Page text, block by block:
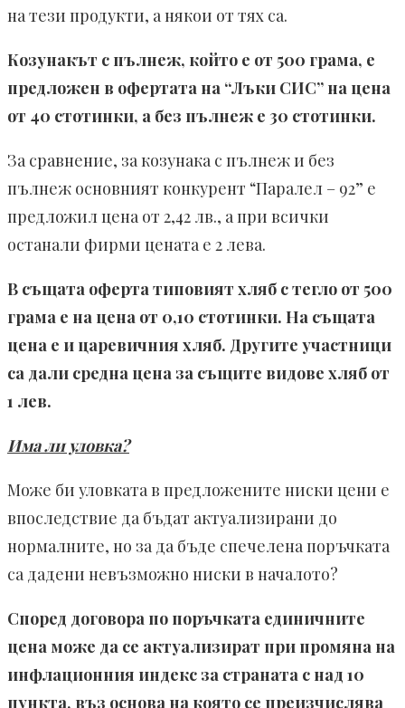
на тези продукти, а някои от тях са.
Козунакът с пълнеж, който е от 500 грама, е
предложен в офертата на “Лъки СИС” на цена
от 40 стотинки, а без пълнеж е 30 стотинки.
За сравнение, за козунака с пълнеж и без
пълнеж основният конкурент “Паралел – 92” е
предложил цена от 2,42 лв., а при всички
останали фирми цената е 2 лева.
В същата оферта типовият хляб с тегло от 500
грама е на цена от 0,10 стотинки. На същата
цена е и царевичния хляб. Другите участници
са дали средна цена за същите видове хляб от
1 лев.
Има ли уловка?
Може би уловката в предложените ниски цени е
впоследствие да бъдат актуализирани до
нормалните, но за да бъде спечелена поръчката
са дадени невъзможно ниски в началото?
Според договора по поръчката единичните
цена може да се актуализират при промяна на
инфлационния индекс за страната с над 10
пункта, въз основа на която се преизчислява